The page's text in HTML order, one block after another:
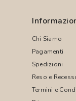
Chi Siamo
Pagamenti
Spedizioni
Reso e
Termini e